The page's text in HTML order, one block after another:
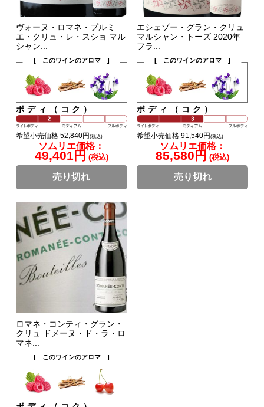
ヴォーヌ・ロマネ・プルミ
エ・クリュ・レ・スショ マル
シャン...
[ このワインのアロマ ]
ボディ（コク）
希望小売価格 52,840円(税込)
ソムリエ価格：
49,401円 (税込)
売り切れ
エシェゾー・グラン・クリュ
マルシャン・トーズ 2020年
フラ...
[ このワインのアロマ ]
ボディ（コク）
希望小売価格 91,540円(税込)
ソムリエ価格：
85,580円 (税込)
売り切れ
ロマネ・コンティ・グラン・
クリュ ドメーヌ・ド・ラ・ロ
マネ...
[ このワインのアロマ ]